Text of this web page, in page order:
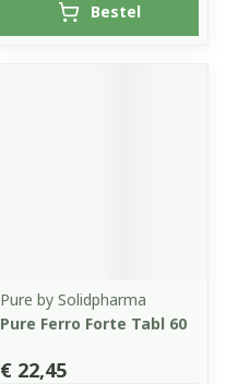
Bestel
Pure by Solidpharma
Pure Ferro Forte Tabl 60
€ 22,45